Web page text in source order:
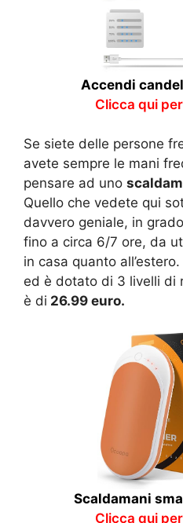
Accendi
Clicca qui
Se siete delle persone
avete sempre le mani
pensare ad uno
Quello che vedete qui
davvero geniale, in
fino a circa 6/7 ore, da
in casa quanto
ed è dotato di 3 livelli di
è di 26.99 euro.
Scaldamani
Clicca qui